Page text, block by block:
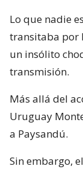
Lo que nadie
transitaba por
un insólito
transmisión.
Más allá del
Uruguay
a Paysandú.
Sin embargo,